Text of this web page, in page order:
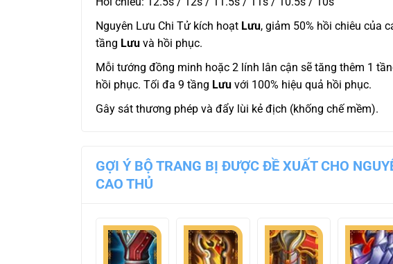
Nguyên Lưu Chi Tử kích hoạt Lưu, giảm 50% hồi chiêu của
tầng Lưu và hồi phục.
Mỗi tướng đồng minh hoặc 2 lính lân cận sẽ tăng thêm 1
hồi phục. Tối đa 9 tầng Lưu với 100% hiệu quả hồi phục.
Gây sát thương phép và đẩy lùi kẻ địch (khống chế mềm).
GỢI Ý BỘ TRANG BỊ ĐƯỢC ĐỀ XUẤT CHO
CAO THỦ